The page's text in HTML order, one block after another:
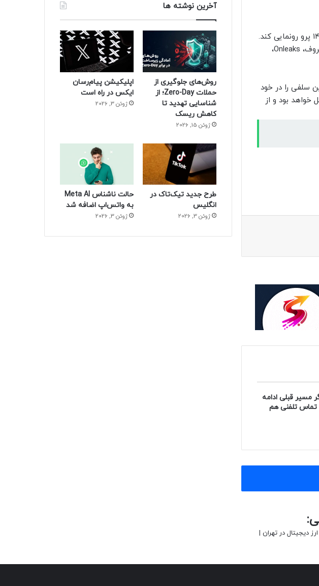
طبق شایعات، شیائومی قصد دارد در تاریخ ۲۷ اکتبر (۵ آبان ۱۴۰۲) از شیائومی ۱۴ و شیائومی ۱۴ پرو رونمایی کند.
این برند هنوز اشاره‌ای به قابلیت‌ها و امکانات پرچم‌داران بعدی خود نکرده اما به‌لطف افشاگر معروف، Onleaks،
سلفی را در خود
بود و از
مسیر قبلی ادامه
تماس تلفنی هم
آخرین نوشته ها
روش‌های جلوگیری از
حملات Zero-Day؛ از
شناسایی تهدید تا
کاهش ریسک
ژوئن 15, 2026
اپلیکیشن پیام‌رسان
ایکس در راه است
ژوئن 3, 2026
طرح جدید تیک‌تاک در
انگلیس
ژوئن 3, 2026
حالت ناشناس Meta AI
به واتس‌اپ اضافه شد
ژوئن 3, 2026
دیجیتال در تهران